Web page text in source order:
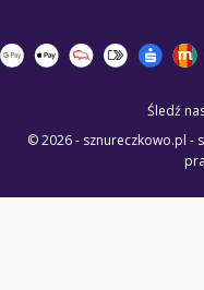
© 2026 - sznureczkowo.pl -
Śledź